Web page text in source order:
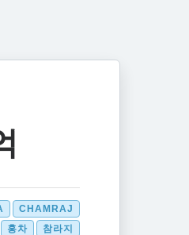
CHAMRAJ
참라지
홍차